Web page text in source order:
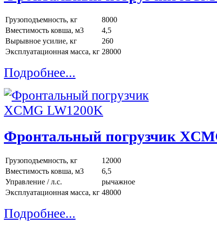
Грузоподъемность, кг
8000
Вместимость ковша, м3
4,5
Вырывное усилие, кг
260
Эксплуатационная масса, кг 28000
Подробнее...
Фронтальный погрузчик
Грузоподъемность, кг
12000
Вместимость ковша, м3
6,5
Управление / л.с.
рычажное
Эксплуатационная масса, кг 48000
Подробнее...